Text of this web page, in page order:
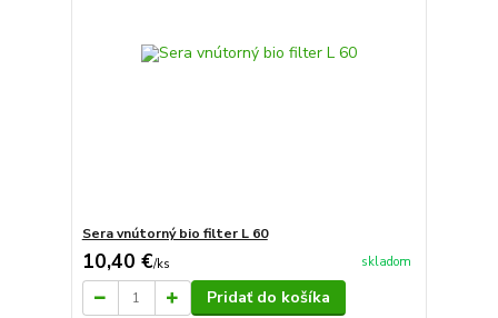
Sera vnútorný bio filter L 60
10,40 €/ks skladom
Pridať do košíka